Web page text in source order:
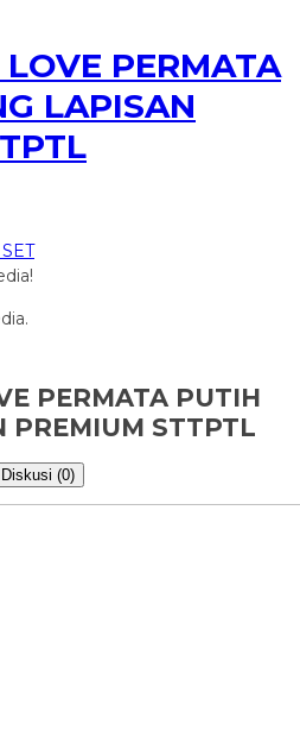
PERMATA
LAPISAN
PERMATA PUTIH
PREMIUM STTPTL
Diskusi (0)